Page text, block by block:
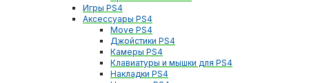
Игры PS4
Аксессуары PS4
Move PS4
Джойстики PS4
Камеры PS4
Клавиатуры и мышки для PS4
Накладки PS4